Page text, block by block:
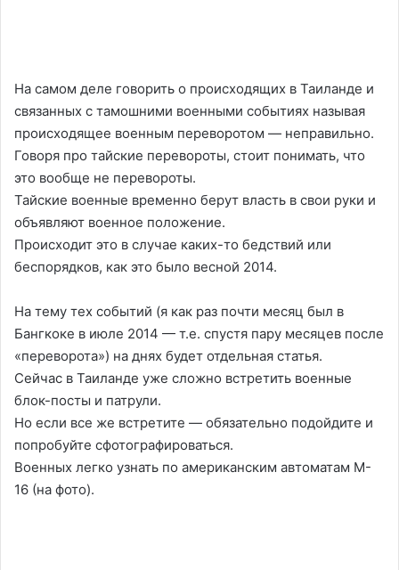
На самом деле говорить о происходящих в Таиланде и
связанных с тамошними военными событиях называя
происходящее военным переворотом — неправильно.
Говоря про тайские перевороты, стоит понимать, что
это вообще не перевороты.
Тайские военные временно берут власть в свои руки и
объявляют военное положение.
Происходит это в случае каких-то бедствий или
беспорядков, как это было весной 2014.
На тему тех событий (я как раз почти месяц был в
Бангкоке в июле 2014 — т.е. спустя пару месяцев после
«переворота») на днях будет отдельная статья.
Сейчас в Таиланде уже сложно встретить военные
блок-посты и патрули.
Но если все же встретите — обязательно подойдите и
попробуйте сфотографироваться.
Военных легко узнать по американским автоматам M-
16 (на фото).